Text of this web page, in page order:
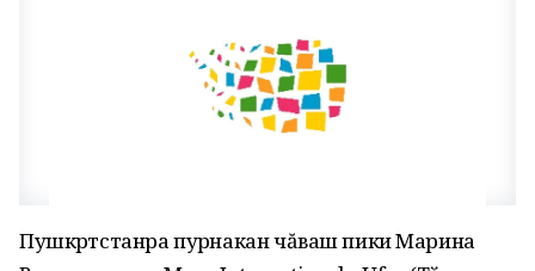
Пушкӑртстанра пурӑнакан чăваш пики Марина